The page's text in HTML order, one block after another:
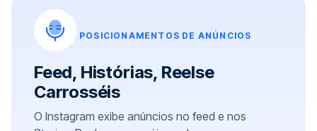
POSICIONAMENTOS DE ANÚNCIOS
Feed, Histórias, Reelse
Carrosséis
O Instagram exibe anúncios no feed e nos